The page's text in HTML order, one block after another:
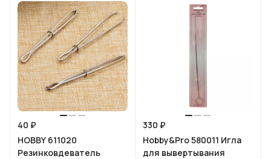
40 ₽
HOBBY 611020
Резинковдеватель
330 ₽
Hobby&Pro 580011 Игла
для вывертывания